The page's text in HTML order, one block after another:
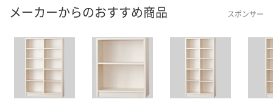
メーカーからのおすすめ商品 スポンサー